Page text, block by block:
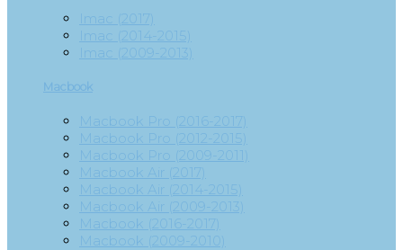
Imac (2017)
Imac (2014-2015)
Imac (2009-2013)
Macbook
Macbook Pro (2016-2017)
Macbook Pro (2012-2015)
Macbook Pro (2009-2011)
Macbook Air (2017)
Macbook Air (2014-2015)
Macbook Air (2009-2013)
Macbook (2016-2017)
Macbook (2009-2010)